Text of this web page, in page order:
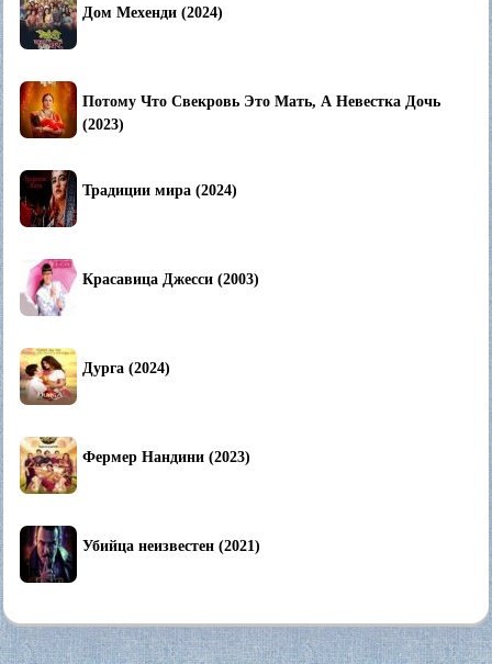
Дом Мехенди (2024)
Потому Что Свекровь Это Мать, А Невестка Дочь
(2023)
Традиции мира (2024)
Красавица Джесси (2003)
Дурга (2024)
Фермер Нандини (2023)
Убийца неизвестен (2021)